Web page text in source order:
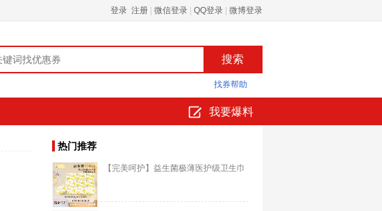
登录 注册 微信登录 QQ登录 微博登录
找券帮助
我要爆料
热门推荐
【完美呵护】益生菌极薄医护级卫生巾